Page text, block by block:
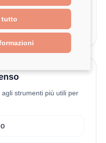
tutto
Italia: il ponte tra
ERP
strumenti più utili per